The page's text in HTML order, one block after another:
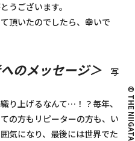
うございます。
頂いたのでしたら、幸いで
のメッセージ＞ 写
り上げるなんて…！？毎年、
の方もリピーターの方も、い
気になり、最後には世界でた
© THE